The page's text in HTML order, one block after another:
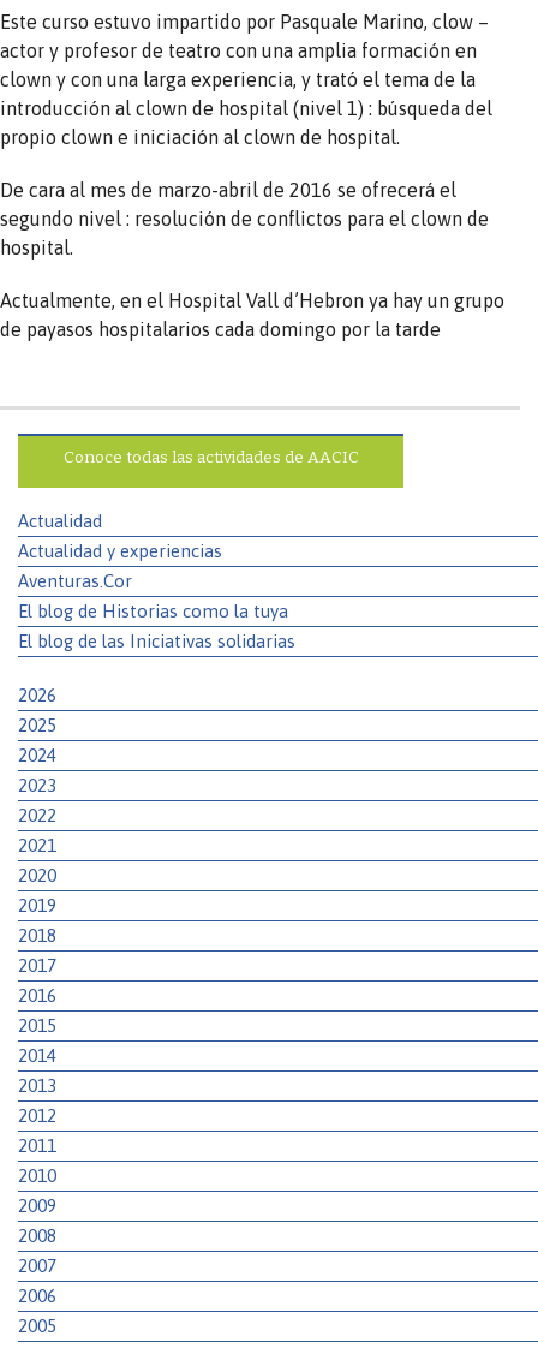
Este curso estuvo impartido por Pasquale Marino, clow –
actor y profesor de teatro con una amplia formación en
clown y con una larga experiencia, y trató el tema de la
introducción al clown de hospital (nivel 1) : búsqueda del
propio clown e iniciación al clown de hospital.
De cara al mes de marzo-abril de 2016 se ofrecerá el
segundo nivel : resolución de conflictos para el clown de
hospital.
Actualmente, en el Hospital Vall d’Hebron ya hay un grupo
de payasos hospitalarios cada domingo por la tarde
Conoce todas las actividades de AACIC
Actualidad
Actualidad y experiencias
Aventuras.Cor
El blog de Historias como la tuya
El blog de las Iniciativas solidarias
2026
2025
2024
2023
2022
2021
2020
2019
2018
2017
2016
2015
2014
2013
2012
2011
2010
2009
2008
2007
2006
2005